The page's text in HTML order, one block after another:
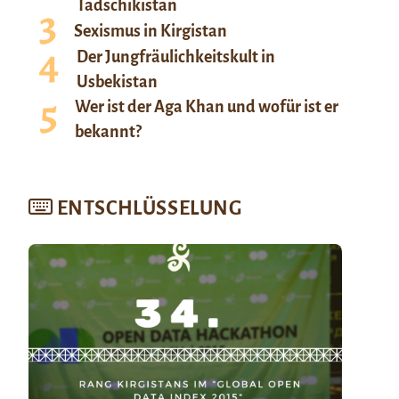
Tadschikistan
Sexismus in Kirgistan
Der Jungfräulichkeitskult in
Usbekistan
Wer ist der Aga Khan und wofür ist er
bekannt?
ENTSCHLÜSSELUNG